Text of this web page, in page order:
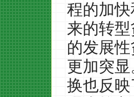
程的加
来的转
的发展
更加突
换也反